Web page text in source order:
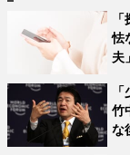
怯
夫
竹
な